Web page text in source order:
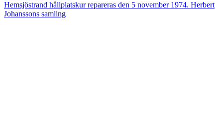
Hemsjöstrand hållplatskur repareras den 5 november 1974. Herbert
Johanssons samling